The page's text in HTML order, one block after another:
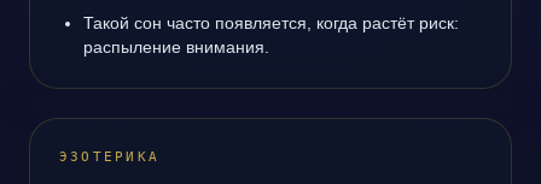
Такой сон часто появляется, когда растёт риск:
распыление внимания.
ЭЗОТЕРИКА